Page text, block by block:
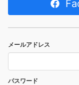
メールアドレス
パスワード